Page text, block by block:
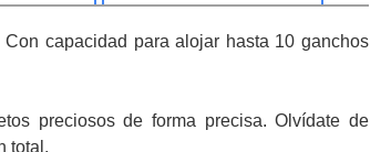
capacidad para alojar hasta 10 ganchos
preciosos de forma precisa. Olvídate de
total.